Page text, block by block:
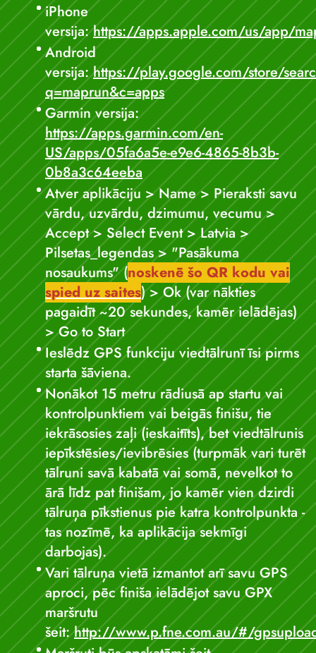
iPhone
versija:https://apps.apple.com/us/app/
Android
versija:https://play.google.com/store/
q=maprun&c=apps
Garmin versija:
https://apps.garmin.com/en-
US/apps/05fa6a5e-e9e6-4865-8b3b-
0b8a3c64eeba
Atver aplikāciju > Name > Pieraksti savu
vārdu, uzvārdu, dzimumu, vecumu >
Accept > Select Event > Latvia >
Pilsetas_legendas > "Pasākuma
nosaukums" (noskenē šo QR kodu vai
spied uz saites) > Ok (var nākties
pagaidīt ~20 sekundes, kamēr ielādējas)
> Go to Start
Ieslēdz GPS funkciju viedtālrunī īsi pirms
starta šāviena.
Nonākot 15 metru rādiusā ap startu vai
kontrolpunktiem vai beigās finišu, tie
iekrāsosies zaļi (ieskaitīts), bet viedtālrunis
iepīkstēsies/ievibrēsies (turpmāk vari turēt
tālruni savā kabatā vai somā, nevelkot to
ārā līdz pat finišam, jo kamēr vien dzirdi
tālruņa pīkstienus pie katra kontrolpunkta -
tas nozīmē, ka aplikācija sekmīgi
darbojas).
Vari tālruņa vietā izmantot arī savu GPS
aproci, pēc finiša ielādējot savu GPX
maršrutu
šeit:http://www.p.fne.com.au/#/